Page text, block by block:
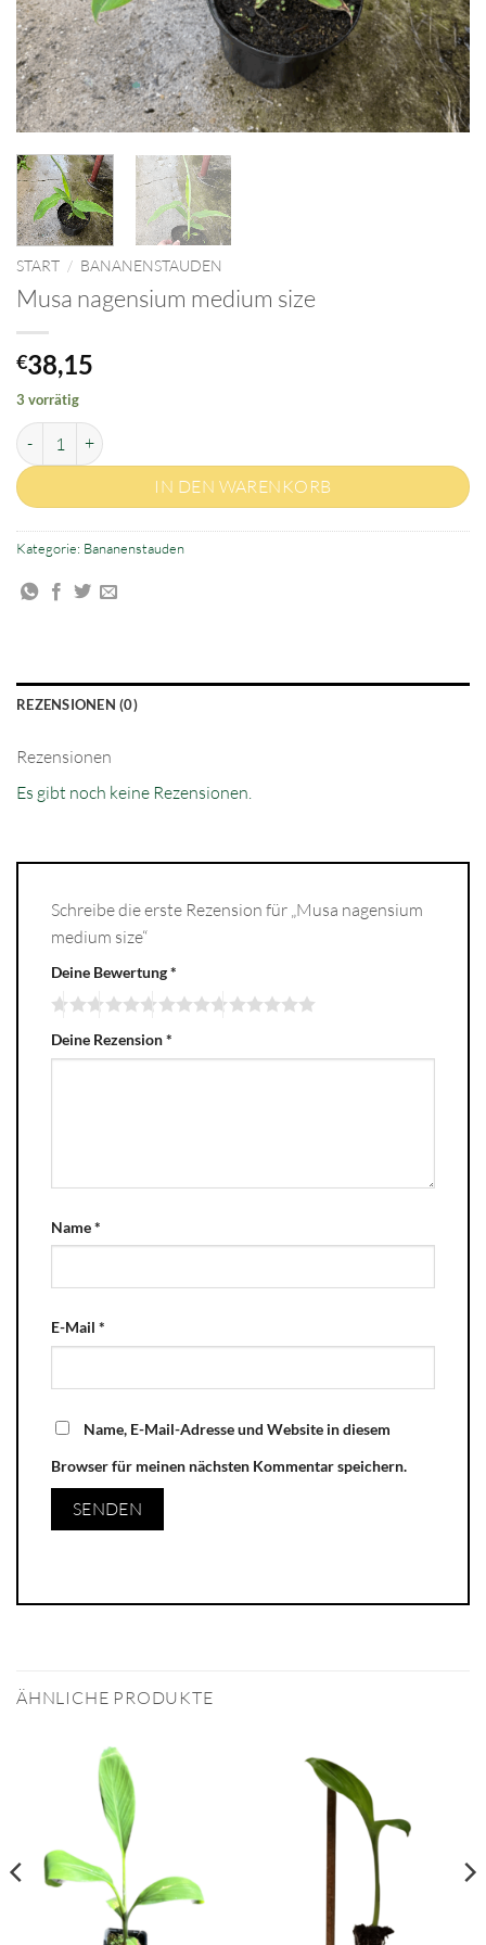
START / BANANENSTAUDEN
Musa nagensium medium size
€38,15
3 vorrätig
Musa nagensium medium size Menge
IN DEN WARENKORB
Kategorie: Bananenstauden
REZENSIONEN (0)
Rezensionen
Es gibt noch keine Rezensionen.
Schreibe die erste Rezension für „Musa nagensium
medium size“
Deine Bewertung*
Deine Rezension*
Name*
E-Mail *
Name, E-Mail-Adresse und Website in diesem
Browser für meinen nächsten Kommentar speichern.
ÄHNLICHE PRODUKTE